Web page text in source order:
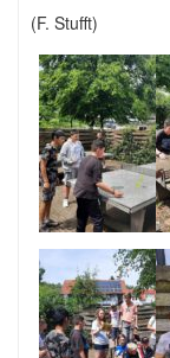
(F. Stufft)